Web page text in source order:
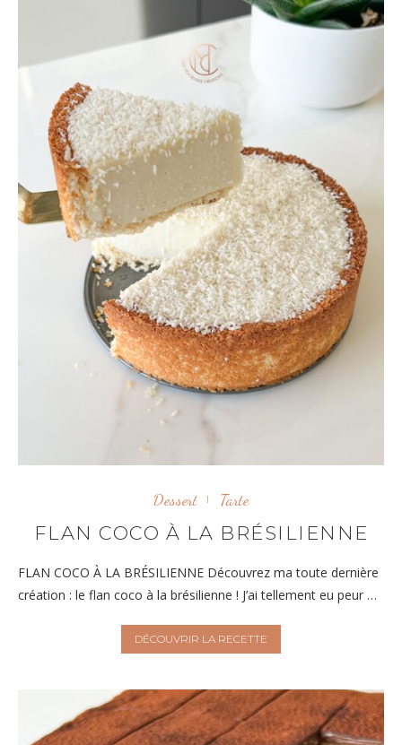
Dessert Tarte
FLAN COCO À LA BRÉSILIENNE
FLAN COCO À LA BRÉSILIENNE Découvrez ma toute dernière
création : le flan coco à la brésilienne ! J’ai tellement eu peur …
DÉCOUVRIR LA RECETTE